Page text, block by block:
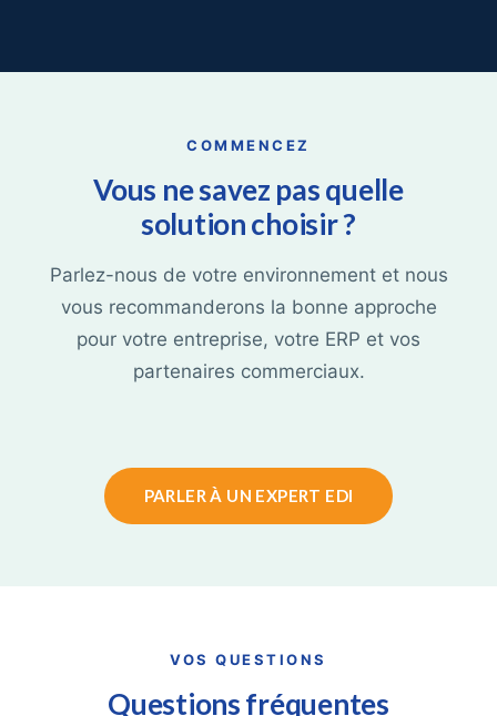
COMMENCEZ
Vous ne savez pas quelle
solution choisir ?
Parlez-nous de votre environnement et nous
vous recommanderons la bonne approche
pour votre entreprise, votre ERP et vos
partenaires commerciaux.
PARLER À UN EXPERT EDI
VOS QUESTIONS
Questions fréquentes